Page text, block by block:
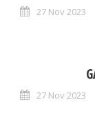
27 Nov 2023
27 Nov 2023